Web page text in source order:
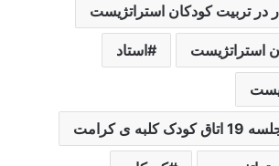
در تربیت کودکان استراتژیست
استراتژیست استاد
ی کرامت